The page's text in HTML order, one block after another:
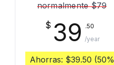
normalmente$79
$ 39
.50
/year
Ahorras: $39.50 (50%